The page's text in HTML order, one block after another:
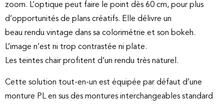
zoom. L’optique peut faire le point dès 60 cm, pour plus
d’opportunités de plans créatifs. Elle délivre un
beau rendu vintage dans sa colorimétrie et son bokeh.
L’image n’est ni trop contrastée ni plate.
Les teintes chair profitent d’un rendu très naturel.
Cette solution tout-en-un est équipée par défaut d’une
monture PL en sus des montures interchangeables standard